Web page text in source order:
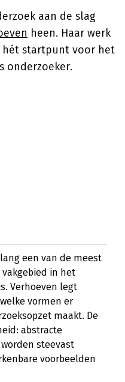
aan de slag
heen. Haar werk
hét startpunt voor het
onderzoeker.
een van de meest
in het
Verhoeven legt
vormen er
maakt. De
abstracte
steevast
voorbeelden